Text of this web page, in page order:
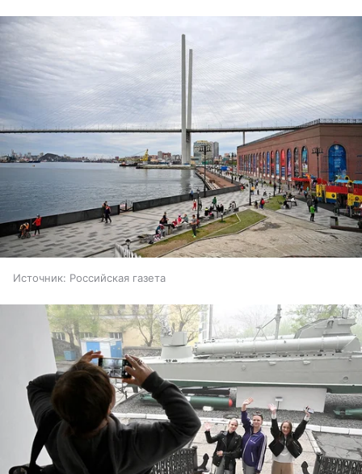
Источник: Российская газета